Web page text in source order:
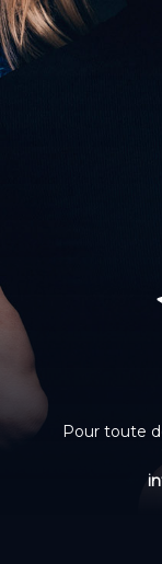
Pour toute